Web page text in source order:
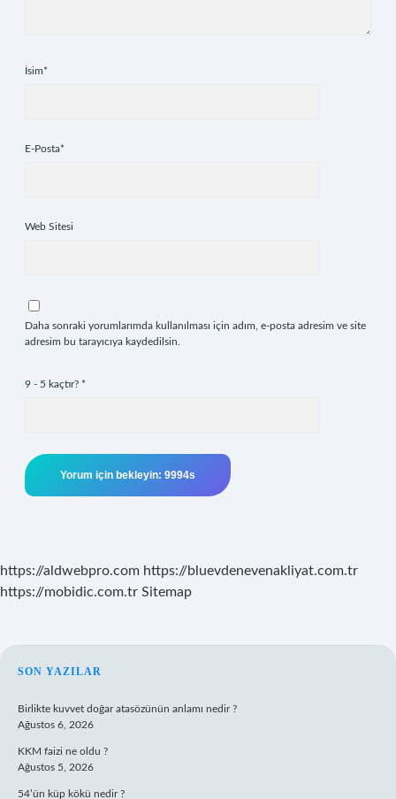
İsim*
E-Posta*
Web Sitesi
Daha sonraki yorumlarımda kullanılması için adım, e-posta adresim ve site
adresim bu tarayıcıya kaydedilsin.
9 - 5 kaçtır? *
https://aldwebpro.com https://bluevdenevenakliyat.com.tr
https://mobidic.com.tr Sitemap
SIDEBAR
SON YAZILAR
Birlikte kuvvet doğar atasözünün anlamı nedir ?
Ağustos 6, 2026
KKM faizi ne oldu ?
Ağustos 5, 2026
54’ün küp kökü nedir ?